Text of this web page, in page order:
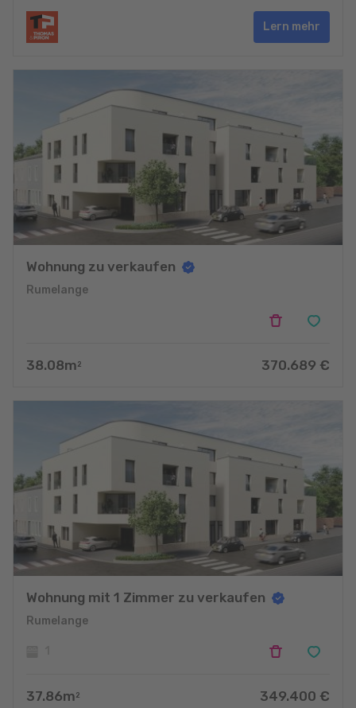
Lern mehr
Wohnung zu verkaufen
Rumelange
38.08m 2 370.689 €
Wohnung mit 1 Zimmer zu verkaufen
Rumelange
37.86m 2 349.400 €